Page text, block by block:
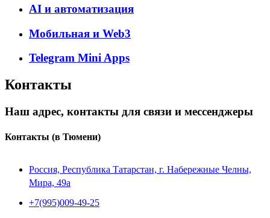
AI и автоматизация
Мобильная и Web3
Telegram Mini Apps
Контакты
Наш адрес, контакты для связи и мессенджеры
Контакты (в Тюмени)
Россия, Республика Татарстан, г. Набережные Челны,
Мира, 49a
+7(995)009-49-25